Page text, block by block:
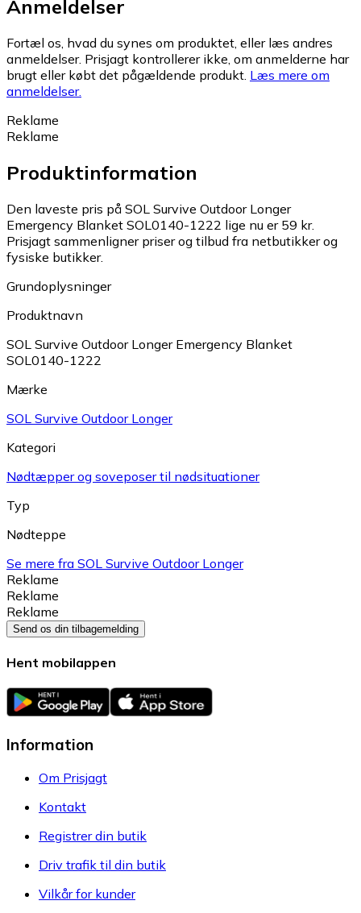
Anmeldelser
Fortæl os, hvad du synes om produktet, eller læs andres
anmeldelser. Prisjagt kontrollerer ikke, om anmelderne har
brugt eller købt det pågældende produkt. Læs mere om
anmeldelser.
Reklame
Reklame
Produktinformation
Den laveste pris på SOL Survive Outdoor Longer
Emergency Blanket SOL0140-1222 lige nu er 59 kr.
Prisjagt sammenligner priser og tilbud fra netbutikker og
fysiske butikker.
Grundoplysninger
Produktnavn
SOL Survive Outdoor Longer Emergency Blanket
SOL0140-1222
Mærke
SOL Survive Outdoor Longer
Kategori
Nødtæpper og soveposer til nødsituationer
Typ
Nødteppe
Se mere fra SOL Survive Outdoor Longer
Reklame
Reklame
Reklame
Send os din tilbagemelding
Hent mobilappen
Information
Om Prisjagt
Kontakt
Registrer din butik
Driv trafik til din butik
Vilkår for kunder